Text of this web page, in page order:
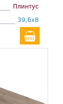
Плинтус
39,6x8